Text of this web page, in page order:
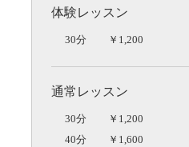
体験レッスン
30分 ￥1,200
通常レッスン
30分
￥1,200
40分
￥1,600